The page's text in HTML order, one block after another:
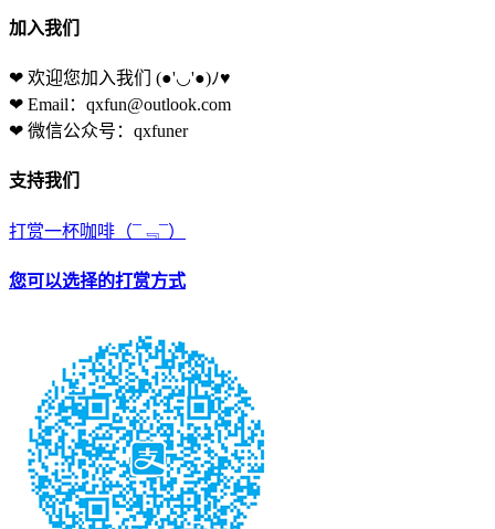
加入我们
❤ 欢迎您加入我们 (●'◡'●)ﾉ♥
❤ Email：qxfun@outlook.com
❤ 微信公众号：qxfuner
支持我们
打赏一杯咖啡 （¯﹃¯）
您可以选择的打赏方式